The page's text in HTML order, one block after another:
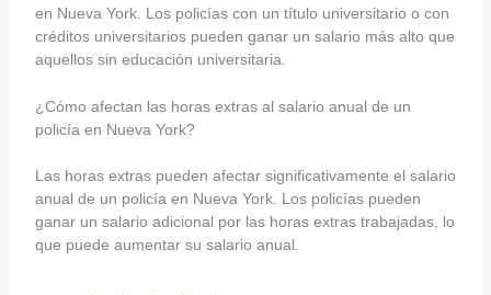
en Nueva York. Los policías con un título universitario o con
créditos universitarios pueden ganar un salario más alto que
aquellos sin educación universitaria.
¿Cómo afectan las horas extras al salario anual de un
policía en Nueva York?
Las horas extras pueden afectar significativamente el salario
anual de un policía en Nueva York. Los policías pueden
ganar un salario adicional por las horas extras trabajadas, lo
que puede aumentar su salario anual.